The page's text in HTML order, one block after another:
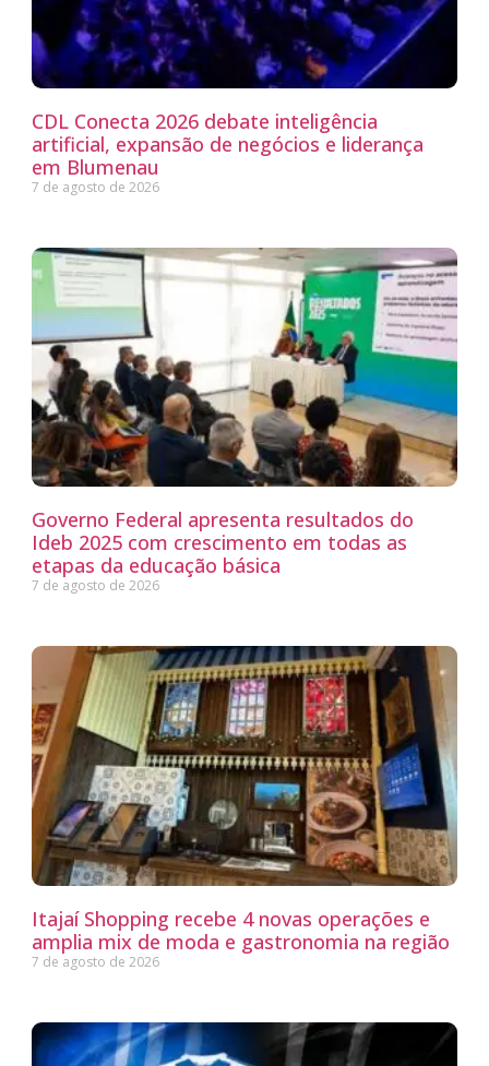
CDL Conecta 2026 debate inteligência
artificial, expansão de negócios e liderança
em Blumenau
7 de agosto de 2026
Governo Federal apresenta resultados do
Ideb 2025 com crescimento em todas as
etapas da educação básica
7 de agosto de 2026
Itajaí Shopping recebe 4 novas operações e
amplia mix de moda e gastronomia na região
7 de agosto de 2026